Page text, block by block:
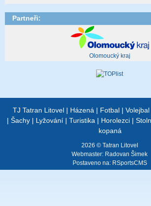
Partneři:
Olomoucký kraj
TJ Tatran Litovel | Házená | Fotbal | Volejbal
| Šachy| Lyžování| Turistika | Horolezci|
kopaná
2026 © Tatran Litovel
Webmaster: Radovan Šimek
Postaveno na: RSportsCMS